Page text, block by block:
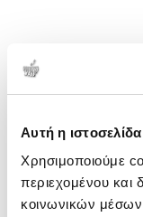
Αυτή η
Χρησιμοποιούμε
περιεχομένου και
κοινωνικών